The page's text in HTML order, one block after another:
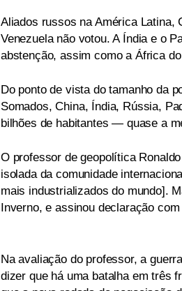
Aliados russos na América Latina,
Venezuela não votou. A Índia e o
abstenção, assim como a África
Do ponto de vista do tamanho da
Somados, China, Índia, Rússia,
bilhões de habitantes — quase a
O professor de geopolítica
isolada da comunidade
mais industrializados do mundo].
Inverno, e assinou declaração
Na avaliação do professor, a
dizer que há uma batalha em três